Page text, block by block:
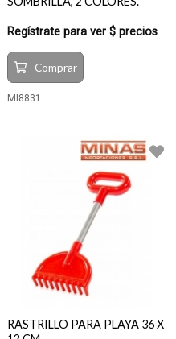
Regístrate para ver $ precios
Comprar
MI8831
RASTRILLO PARA PLAYA 36 X